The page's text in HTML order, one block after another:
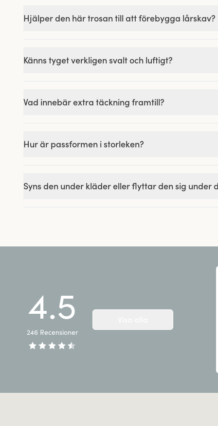
Hjälper den här trosan till att förebygga lårskav?
Känns tyget verkligen svalt och luftigt?
Vad innebär extra täckning framtill?
Hur är passformen i storleken?
Syns den under kläder eller flyttar den sig under
4.5
246 Recensioner